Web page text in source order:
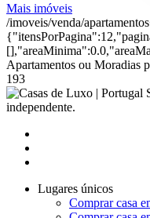
Mais imóveis
/imoveis/venda/
Apartamentos ou Moradias
193
independente.
Lugares únicos
Comprar casa